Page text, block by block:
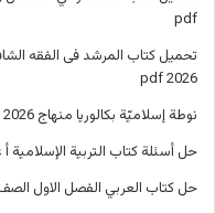
pdf
تحميل كتاب المرشد فى الفقه
2026 pdf
نوطة إسلاميّة بكالوريا منهاج 2026 للأستاذ القدير هُمام حَمدان المنهاج السوري
حل أسئلة كتاب التربية الإسلامية أ غيث 2026 بكالوريا
حل كتاب العربي الفصل الاول